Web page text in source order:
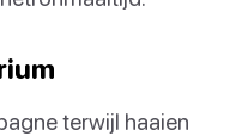
terwijl haaien